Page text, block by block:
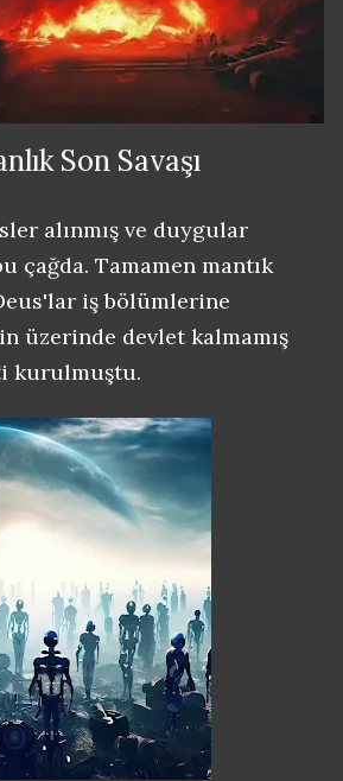
Son Savaşı
alınmış ve duygular
çağda. Tamamen mantık
iş bölümlerine
üzerinde devlet kalmamış
kurulmuştu.